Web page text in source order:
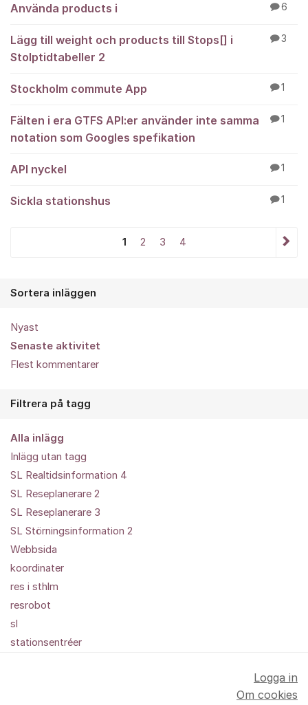
Använda products i 6
Lägg till weight och products till Stops[] i
Stolptidtabeller 2
3
Stockholm commute App 1
Fälten i era GTFS API:er använder inte samma
notation som Googles spefikation
1
API nyckel 1
Sickla stationshus 1
1 2 3 4
Sortera inläggen
Nyast
Senaste aktivitet
Flest kommentarer
Filtrera på tagg
Alla inlägg
Inlägg utan tagg
SL Realtidsinformation 4
SL Reseplanerare 2
SL Reseplanerare 3
SL Störningsinformation 2
Webbsida
koordinater
res i sthlm
resrobot
sl
stationsentréer
Logga in
Om cookies